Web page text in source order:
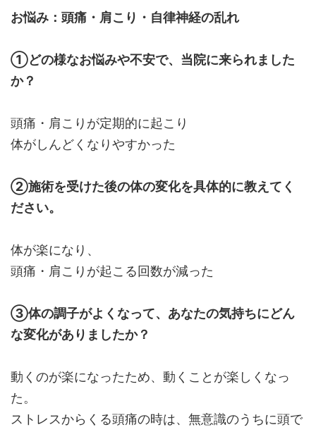
お悩み：頭痛・肩こり・自律神経の乱れ
①どの様なお悩みや不安で、当院に来られました
か？
頭痛・肩こりが定期的に起こり
体がしんどくなりやすかった
②施術を受けた後の体の変化を具体的に教えてく
ださい。
体が楽になり、
頭痛・肩こりが起こる回数が減った
③体の調子がよくなって、あなたの気持ちにどん
な変化がありましたか？
動くのが楽になったため、動くことが楽しくなっ
た。
ストレスからくる頭痛の時は、無意識のうちに頭で